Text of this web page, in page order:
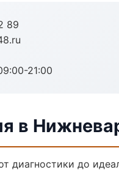
89
21:00
в
диагностики до